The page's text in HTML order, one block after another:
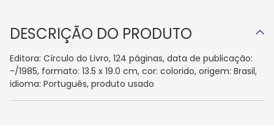
DESCRIÇÃO DO PRODUTO
Editora: Círculo do Livro, 124 páginas, data de publicação:
-/1985, formato: 13.5 x 19.0 cm, cor: colorido, origem: Brasil,
idioma: Português, produto usado